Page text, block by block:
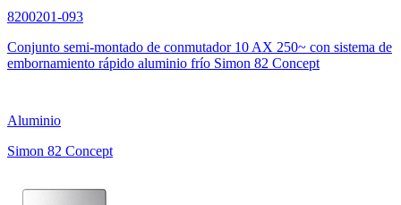
8200201-093
Conjunto semi-montado de conmutador 10 AX 250~ con sistema de
embornamiento rápido aluminio frío Simon 82 Concept
Aluminio
Simon 82 Concept